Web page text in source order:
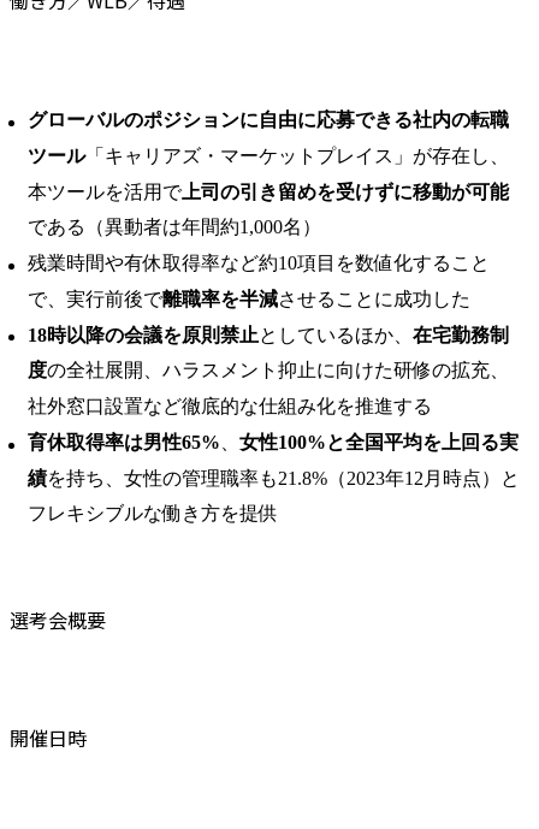
グローバルのポジションに自由に応募できる社内の転職
ツール「キャリアズ・マーケットプレイス」が存在し、
本ツールを活用で上司の引き留めを受けずに移動が可能
である（異動者は年間約1,000名）
残業時間や有休取得率など約10項目を数値化すること
で、実行前後で離職率を半減させることに成功した
18時以降の会議を原則禁止としているほか、 在宅勤務制
度の全社展開、ハラスメント抑止に向けた研修の拡充、
社外窓口設置など徹底的な仕組み化を推進する
育休取得率は男性65%
女性100%と全国平均を上回る実
績を持ち、女性の管理職率も21.8%（2023年12月時点）と
フレキシブルな働き方を提供
選考会概要
開催日時